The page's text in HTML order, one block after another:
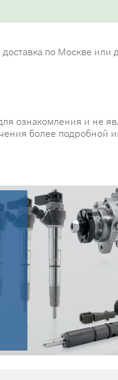
по Москве или
ознакомления и не
более подробной
поступления
CARGO от